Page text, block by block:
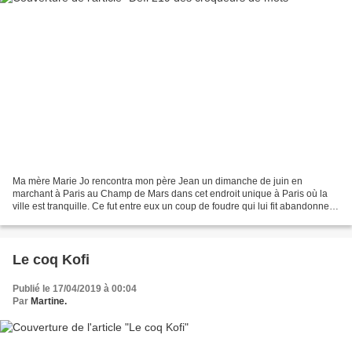
Ma mère Marie Jo rencontra mon père Jean un dimanche de juin en
marchant à Paris au Champ de Mars dans cet endroit unique à Paris où la
ville est tranquille. Ce fut entre eux un coup de foudre qui lui fit abandonner
Le coq Kofi
Publié le 17/04/2019 à 00:04
Par Martine.